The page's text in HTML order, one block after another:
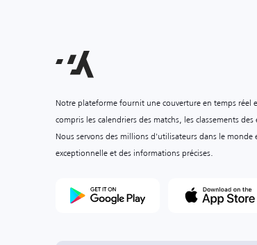
Notre plateforme fournit une couverture en temps réel
compris les calendriers des matchs, les classements
Nous servons des millions d'utilisateurs dans le monde
exceptionnelle et des informations précises.